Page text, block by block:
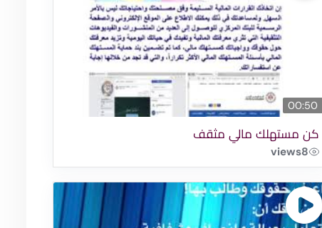
00:50
كن مستهلك مالي مثقف
8
views